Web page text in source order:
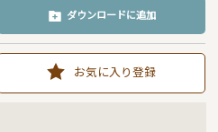
ダウンロードに追加
お気に入り登録